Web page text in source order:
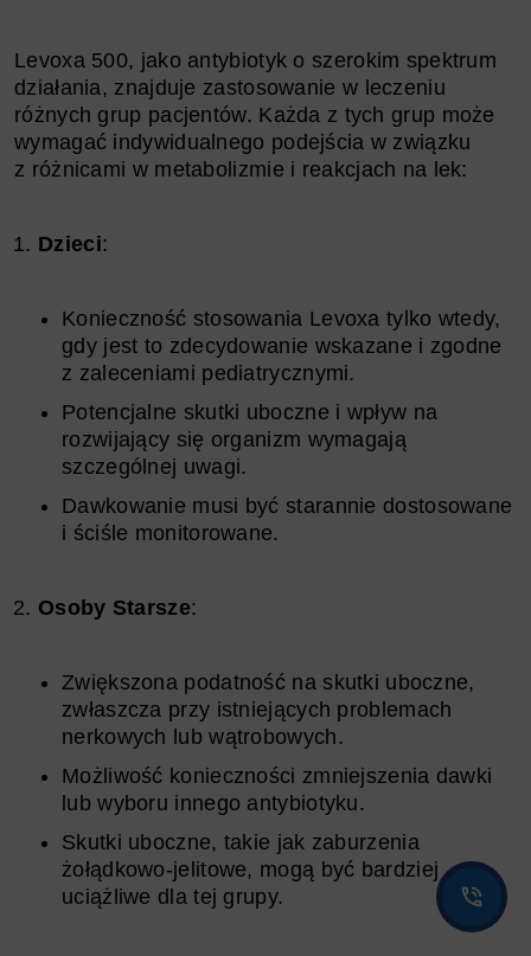
Levoxa 500, jako antybiotyk o szerokim spektrum
działania, znajduje zastosowanie w leczeniu
różnych grup pacjentów. Każda z tych grup może
wymagać indywidualnego podejścia w związku
z różnicami w metabolizmie i reakcjach na lek:
Dzieci:
Konieczność stosowania Levoxa tylko wtedy,
gdy jest to zdecydowanie wskazane i zgodne
z zaleceniami pediatrycznymi.
Potencjalne skutki uboczne i wpływ na
rozwijający się organizm wymagają
szczególnej uwagi.
Dawkowanie musi być starannie dostosowane
i ściśle monitorowane.
Osoby Starsze:
Zwiększona podatność na skutki uboczne,
zwłaszcza przy istniejących problemach
nerkowych lub wątrobowych.
Możliwość konieczności zmniejszenia dawki
lub wyboru innego antybiotyku.
Skutki uboczne, takie jak zaburzenia
żołądkowo-jelitowe, mogą być bardziej
uciążliwe dla tej grupy.